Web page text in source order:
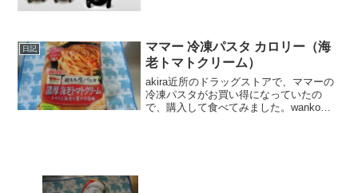
ついて紹介するよ！
日記
ママー 冷凍パスタ カロリー（海
老トマトクリーム）
akira近所のドラッグストアで、ママーの
冷凍パスタがお買い得になっていたの
で、購入して食べてみました。wankoこ